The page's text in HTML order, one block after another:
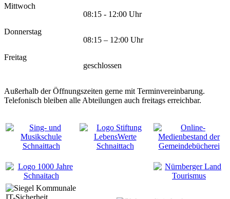
Mittwoch
08:15 - 12:00 Uhr
Donnerstag
08:15 – 12:00 Uhr
Freitag
geschlossen
Außerhalb der Öffnungszeiten gerne mit Terminvereinbarung.
Telefonisch bleiben alle Abteilungen auch freitags erreichbar.